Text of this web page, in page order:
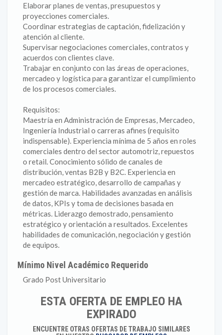
Elaborar planes de ventas, presupuestos y
proyecciones comerciales.
Coordinar estrategias de captación, fidelización y
atención al cliente.
Supervisar negociaciones comerciales, contratos y
acuerdos con clientes clave.
Trabajar en conjunto con las áreas de operaciones,
mercadeo y logística para garantizar el cumplimiento
de los procesos comerciales.
Requisitos:
Maestría en Administración de Empresas, Mercadeo,
Ingeniería Industrial o carreras afines (requisito
indispensable). Experiencia mínima de 5 años en roles
comerciales dentro del sector automotriz, repuestos
o retail. Conocimiento sólido de canales de
distribución, ventas B2B y B2C. Experiencia en
mercadeo estratégico, desarrollo de campañas y
gestión de marca. Habilidades avanzadas en análisis
de datos, KPIs y toma de decisiones basada en
métricas. Liderazgo demostrado, pensamiento
estratégico y orientación a resultados. Excelentes
habilidades de comunicación, negociación y gestión
de equipos.
Mínimo Nivel Académico Requerido
Grado Post Universitario
ESTA OFERTA DE EMPLEO HA
EXPIRADO
ENCUENTRE OTRAS OFERTAS DE TRABAJO SIMILARES